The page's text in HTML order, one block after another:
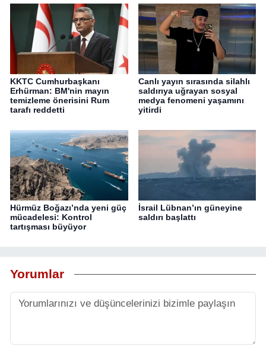
KKTC Cumhurbaşkanı
Erhürman: BM'nin mayın
temizleme önerisini Rum
tarafı reddetti
Canlı yayın sırasında silahlı
saldırıya uğrayan sosyal
medya fenomeni yaşamını
yitirdi
Hürmüz Boğazı’nda yeni güç
mücadelesi: Kontrol
tartışması büyüyor
İsrail Lübnan’ın güneyine
saldırı başlattı
Yorumlar